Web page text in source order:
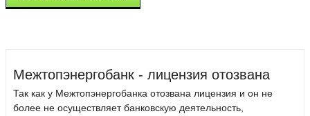
Межтопэнергобанк - лицензия отозвана
Так как у Межтопэнергобанка отозвана лицензия и он не
более не осуществляет банковскую деятельность,